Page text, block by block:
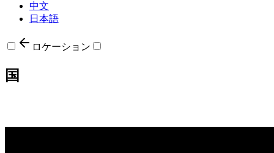
中文
日本語
ロケーション
国